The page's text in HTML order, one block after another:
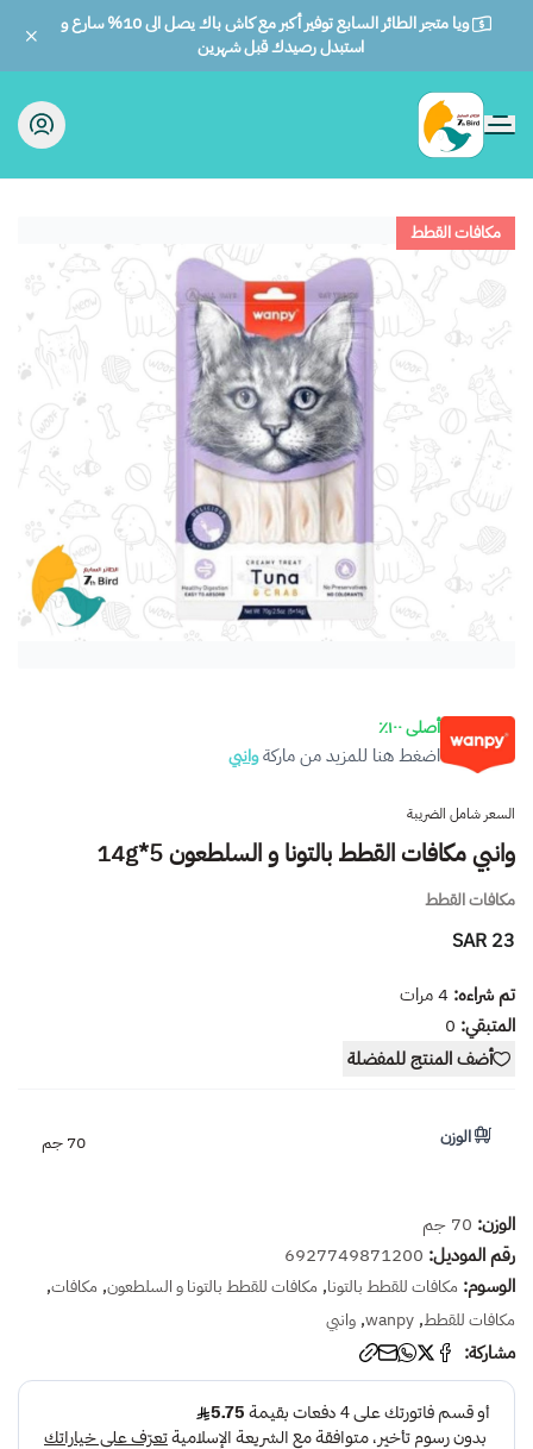
ويا متجر الطائر السابع توفير أكبر مع كاش باك يصل الى 10% سارع و
استبدل رصيدك قبل شهرين
الطائر السابع للحيوانات
مكافات القطط
أصلى ١٠٠٪
اضغط هنا للمزيد من ماركةوانبي
السعر شامل الضريبة
وانبي مكافات القطط بالتونا و السلطعون 14g*5
مكافات القطط
23 SAR
تم شراءه: 4مرات
المتبقي: 0
أضف المنتج للمفضلة
الوزن 70 جم
الوزن: 70 جم
رقم الموديل: 6927749871200
الوسوم: مكافات للقطط بالتونا, مكافات للقطط بالتونا و السلطعون, مكافات,
مكافات للقطط,
wanpy
, وانبي
مشاركة: